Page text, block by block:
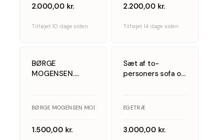
2.000,00 kr.
Tilføjet 10 dage siden
2.200,00 kr.
Tilføjet 14 dage siden
BØRGE
MOGENSEN.
højryggede
2258 (2).
BØRGE MOGENSEN MODEL 2258, FREDERICIA STOLEFABRIK · EGETRÆ
1.500,00 kr.
Sæt af to-
personers sofa og
og stribet tekstil,
1950/60&#8217;erne,
EGETRÆ
3.000,00 kr.